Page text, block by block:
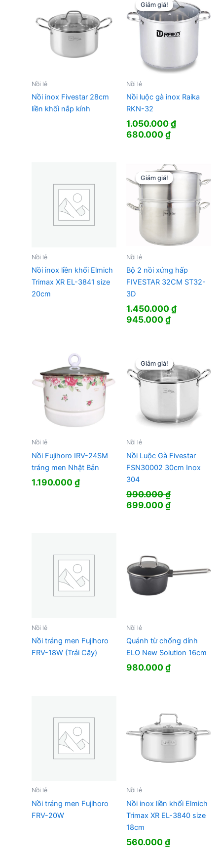
Nồi lẻ
Nồi inox Fivestar 28cm
liền khối nắp kính
Giảm giá!
Giảm giá!
Nồi lẻ
Nồi luộc gà inox Raika
RKN-32
1.050.000₫
Giá
1.050.000 ₫.
680.000₫Giá
là:
680.000 ₫.
Nồi lẻ
Nồi inox liền khối Elmich
Trimax XR EL-3841 size
20cm
Giảm giá!
Giảm giá!
Nồi lẻ
Bộ 2 nồi xửng hấp
FIVESTAR 32CM ST32-
3D
1.450.000₫
Giá
945.000₫Giá
945.000 ₫.
Nồi lẻ
Nồi Fujihoro IRV-24SM
tráng men Nhật Bản
1.190.000₫
Giảm giá!
Giảm giá!
Nồi lẻ
Nồi Luộc Gà Fivestar
FSN30002 30cm Inox
304
990.000₫
Giá
699.000₫Giá
Nồi lẻ
Nồi tráng men Fujihoro
FRV-18W (Trái Cây)
Nồi lẻ
Quánh từ chống dính
ELO New Solution 16cm
980.000₫
Nồi lẻ
Nồi tráng men Fujihoro
FRV-20W
Nồi lẻ
Nồi inox liền khối Elmich
Trimax XR EL-3840 size
18cm
560.000₫